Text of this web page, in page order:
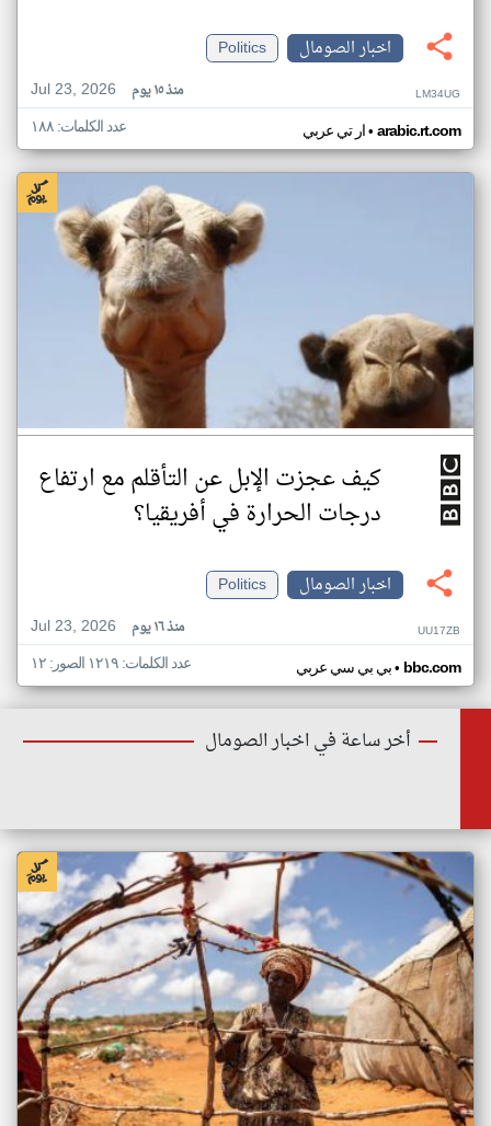
اخبار الصومال
Politics
Jul 23, 2026
منذ ١٥ يوم LM34UG
ار تي عربي• arabic.rt.com عدد الكلمات: ١٨٨
كيف عجزت الإبل عن التأقلم مع ارتفاع
درجات الحرارة في أفريقيا؟
اخبار الصومال
Politics
Jul 23, 2026
منذ ١٦ يوم UU17ZB
بي بي سي عربي• bbc.com عدد الكلمات: ١٢١٩ الصور: ١٢
أخر ساعة في اخبار الصومال